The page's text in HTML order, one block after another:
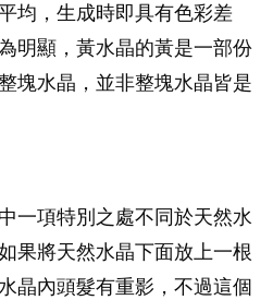
均，生成時即具有色彩差
明顯，黃水晶的黃是一部份
塊水晶，並非整塊水晶皆是
一項特別之處不同於天然水
果將天然水晶下面放上一根
晶內頭髮有重影，不過這個